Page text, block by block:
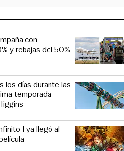
con
y rebajas del 50%
los días durante las
temporada
I ya llegó al